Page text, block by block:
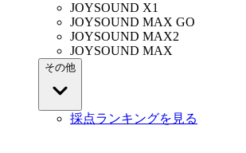
JOYSOUND X1
JOYSOUND MAX GO
JOYSOUND MAX2
JOYSOUND MAX
その他
採点ランキングを見る